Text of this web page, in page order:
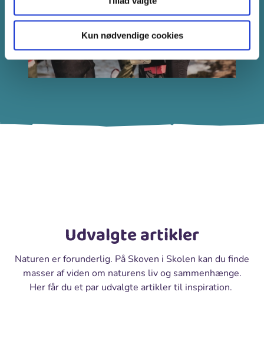
Kun nødvendige cookies
Udvalgte artikler
Naturen er forunderlig. På Skoven i Skolen kan du finde
masser af viden om naturens liv og sammenhænge.
Her får du et par udvalgte artikler til inspiration.